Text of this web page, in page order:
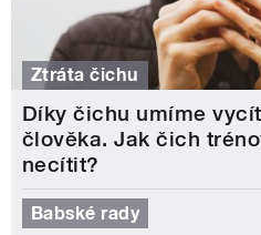
Ztráta čichu
Díky čichu umíme
člověka. Jak čich
necítit?
Babské rady